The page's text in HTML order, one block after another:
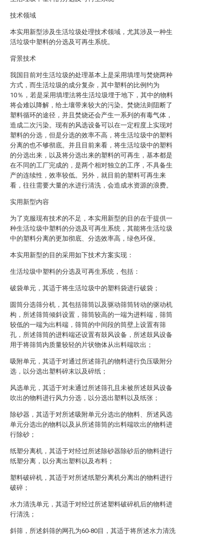
技术领域
本实用新型涉及生活垃圾处理技术领域，尤其涉及一种生
活垃圾中塑料的分选及可再生系统。
背景技术
我国目前对生活垃圾的处理基本上是采用填埋与焚烧两种
方式，而生活垃圾的成分复杂，其中塑料的比例约为
10％，若是采用填埋法将生活垃圾埋于地下，其中的物料
将会难以降解，给土壤带来较大的污染。焚烧法则阻断了
塑料循环的途径，并且焚烧还会产生一系列的有毒气体，
造成二次污染。现有的风选设备可以在一定程度上实现对
塑料的分选，但是分选的效率不高，将生活垃圾中的塑料
分离的也不够彻底。并且目前来看，将生活垃圾中的塑料
的分选出来，以及将分选出来的塑料的可再生，基本都是
在不同的工厂完成的，是两个相对独立的工序，不具备生
产的连续性，效率较低。另外，就目前的塑料可再生来
看，往往需要大量的水进行清洗，会造成水资源的浪费。
实用新型内容
为了克服现有技术的不足，本实用新型的目的在于提供一
种生活垃圾中塑料的分选及可再生系统，其能将生活垃圾
中的塑料分离的更加彻底、分选效率高，绿色环保。
本实用新型的目的采用如下技术方案实现：
生活垃圾中塑料的分选及可再生系统，包括：
破袋单元，其适于将生活垃圾中的塑料袋进行破袋；
圆筒分选筛分机，其包括筛筒以及驱动筛筒转动的驱动机
构，所述筛筒倾斜设置，筛筒较高的一端为进料端，筛筒
较低的一端为出料端，筛筒的中间段的筒壁上设置有筛
孔，所述筛筒的进料端还设置有鼓风设备，所述鼓风设备
用于将筛筒内质量较轻的片状物体从出料端吹出；
吸附单元，其适于对通过所述筛孔的物料进行负压吸附分
选，以分选出塑料碎末以及碎纸；
风选单元，其适于对未通过所述筛孔且未被所述鼓风设备
吹出的物料进行风力分选，以分选出塑料以及纸张；
除砂器，其适于对所述吸附单元分选出的物料、所述风选
单元分选出的物料以及从所述筛筒的出料端吹出的物料进
行除砂；
纸塑分离机，其适于对经过所述除砂器除砂后的物料进行
纸塑分离，以分离出塑料以及布料；
塑料破碎机，其适于对所述纸塑分离机分离出的物料进行
破碎；
水力清洗单元，其适于对经过所述塑料破碎机后的物料进
行清洗；
斜筛，所述斜筛的网孔为60-80目，其适于将所述水力清洗